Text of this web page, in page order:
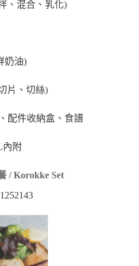
、混合、乳化)
奶油)
片、切絲)
配件收納盒、食譜
內附
/ Korokke Set